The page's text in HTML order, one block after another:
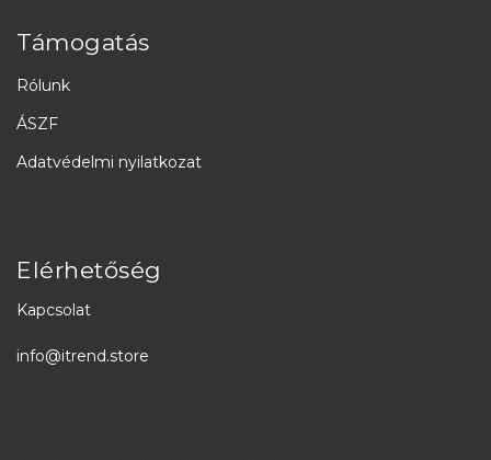
Támogatás
Rólunk
ÁSZF
Adatvédelmi nyilatkozat
Elérhetőség
Kapcsolat
info@itrend.store